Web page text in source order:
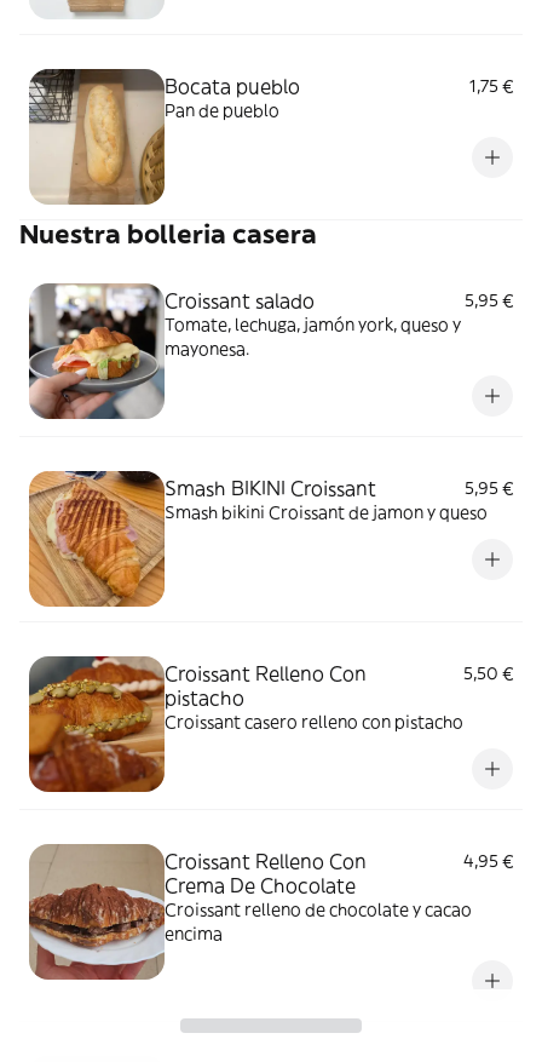
Bocata pueblo
1,75 €
Pan de pueblo
Nuestra bolleria casera
Croissant salado
5,95 €
Tomate, lechuga, jamón york, queso y
mayonesa.
Smash BIKINI Croissant
5,95 €
Smash bikini Croissant de jamon y queso
Croissant Relleno Con
pistacho
5,50 €
Croissant casero relleno con pistacho
Croissant Relleno Con
Crema De Chocolate
4,95 €
Croissant relleno de chocolate y cacao
encima